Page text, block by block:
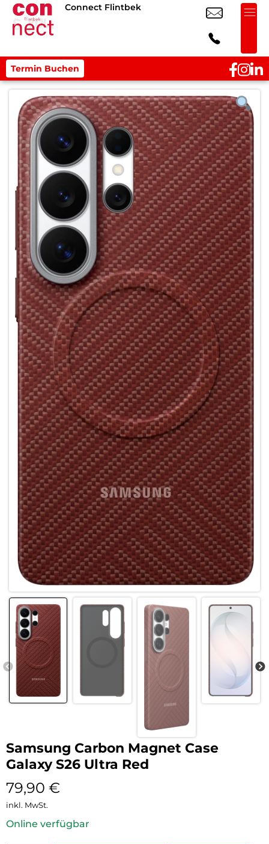
Connect Flintbek
Termin Buchen
Samsung Carbon Magnet Case
Galaxy S26 Ultra Red
79,90 €
inkl. MwSt.
Online verfügbar